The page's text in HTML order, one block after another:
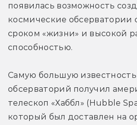
появилась возможность
космические обсерватории
сроком «жизни» и высокой
способностью.
Самую большую
обсерваторий получил
телескоп «Хаббл» (Hubble
который был доставлен на